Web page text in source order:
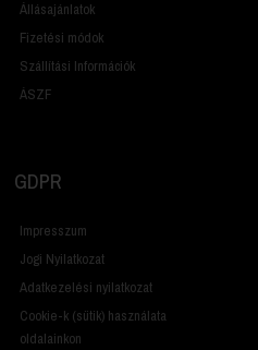
Állásajánlatok
Fizetési módok
Szállítási Információk
ÁSZF
GDPR
Impresszum
Jogi Nyilatkozat
Adatkezelési nyilatkozat
Cookie-k (sütik) használata
oldalainkon